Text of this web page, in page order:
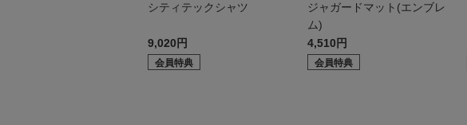
シティテックシャツ
9,020円
会員特典
ジャガードマット(エンブレ
ム)
4,510円
会員特典